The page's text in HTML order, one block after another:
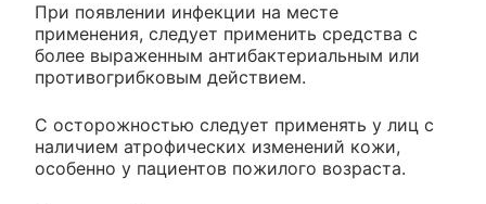
При появлении инфекции на месте
применения, следует применить средства с
более выраженным антибактериальным или
противогрибковым действием.
С осторожностью следует применять у лиц с
наличием атрофических изменений кожи,
особенно у пациентов пожилого возраста.